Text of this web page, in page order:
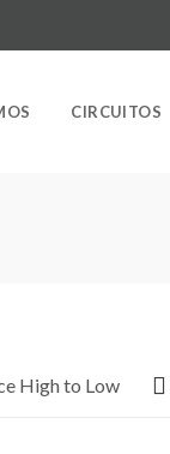
CIRCUITOS
High to Low